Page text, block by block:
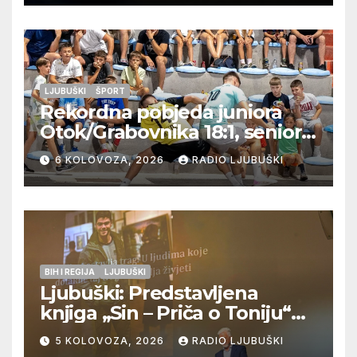
LJUBUŠKI ŠPORT
Rekordna pobjeda juniora
Otok/Grabovnika 18:1, seniori
Pregrađa u četvrtfinalu,
Veljaci i Cerno/Crnopod u
doigravanju, Grljevići završili
natjecanje
6 KOLOVOZA, 2026 RADIO LJUBUŠKI
BIH I REGIJA LJUBUŠKI
Ljubuški: Predstavljena
knjiga „Sin – Priča o Toniju“
dr. sc. Zdenka Hercega
5 KOLOVOZA, 2026 RADIO LJUBUŠKI